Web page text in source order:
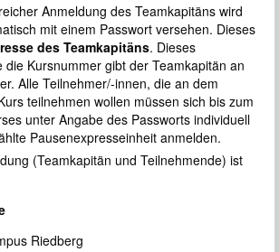
Anmeldung des Teamkapitäns wird
mit einem Passwort versehen. Dieses
des Teamkapitäns. Dieses
die Kursnummer gibt der Teamkapitän an
Alle Teilnehmer/-innen, die an dem
teilnehmen wollen müssen sich bis zum
unter Angabe des Passworts individuell
Pausenexpresseinheit anmelden.
(Teamkapitän und Teilnehmende) ist
Riedberg